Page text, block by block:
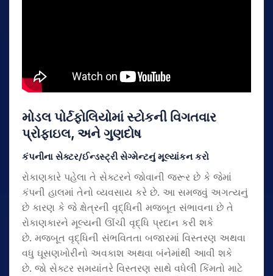
મોડલ પોર્ટફોલિયોમાં સ્ટોકની વિગતવાર
પ્રોફાઇલ, અને ગુણદોષ
કંપનીના સેક્ટર/ઈન્ડસ્ટ્રી સેગ્મેન્ટનું મૂલ્યાંકન કરો
રોકાણકારે પહેલા તે સેક્ટરને જોવાની જરૂર છે કે જેમાં
કંપની હાલમાં તેનો વ્યવસાય કરે છે. આ સમજવું અગત્યનું
છે કારણ કે જે ક્ષેત્રની વૃદ્ધિની મજબૂત સંભાવના છે તે
રોકાણકારને મૂલ્યની ઊંચી વૃદ્ધિ પ્રદાન કરી શકે
છે. મજબૂત વૃદ્ધિની સંભવિતતા બજારમાં વિસ્તરણ અથવા
વધુ ઘૂસણખોરીનો અવકાશ અથવા બંનેમાંથી આવી શકે
છે. જો સેક્ટર સમયાંતરે વિસ્તરણ સાથે વધેલી કિંમતો માટે